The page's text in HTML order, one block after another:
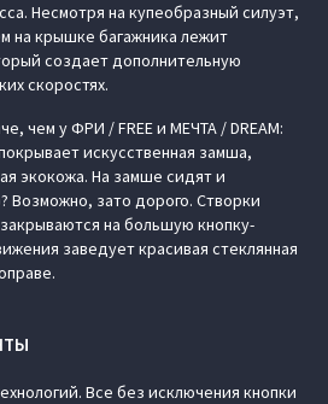
Несмотря на купеобразный силуэт,
на крышке багажника лежит
создает дополнительную
скоростях.
чем у ФРИ / FREE и МЕЧТА / DREAM:
искусственная замша,
экокожа. На замше сидят и
Возможно, зато дорого. Створки
на большую кнопку-
заведует красивая стеклянная
Все без исключения кнопки